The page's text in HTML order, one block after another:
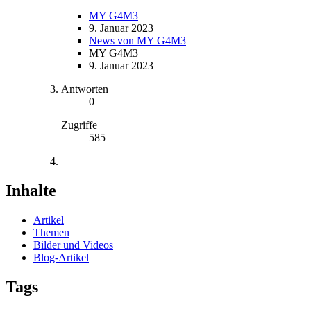
MY G4M3
9. Januar 2023
News von MY G4M3
MY G4M3
9. Januar 2023
Antworten
0
Zugriffe
585
Inhalte
Artikel
Themen
Bilder und Videos
Blog-Artikel
Tags